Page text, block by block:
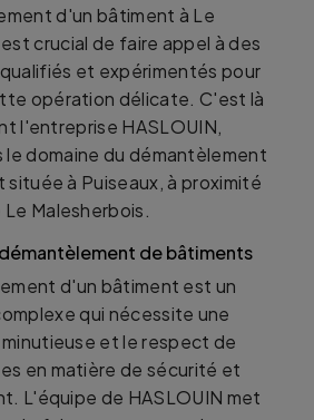
d'un bâtiment à Le
crucial de faire appel à des
et expérimentés pour
opération délicate. C'est là
l'entreprise HASLOUIN,
le domaine du démantèlement
à Puiseaux, à proximité
Le Malesherbois.
de bâtiments
d'un bâtiment est un
qui nécessite une
et le respect de
en matière de sécurité et
L'équipe de HASLOUIN met